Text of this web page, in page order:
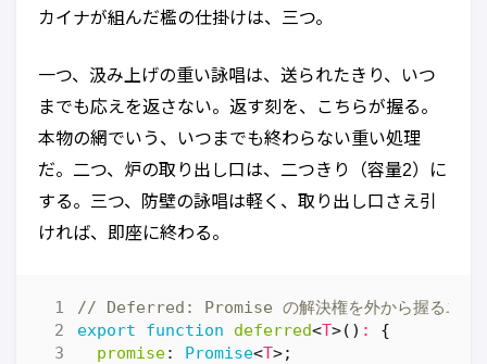
カイナが組んだ檻の仕掛けは、三つ。
一つ、汲み上げの重い詠唱は、送られたきり、いつ
までも応えを返さない。返す刻を、こちらが握る。
本物の網でいう、いつまでも終わらない重い処理
だ。二つ、炉の取り出し口は、二つきり（容量2）に
する。三つ、防壁の詠唱は軽く、取り出し口さえ引
ければ、即座に終わる。
export function deferred<T>() :
{
promise: Promise<T>;